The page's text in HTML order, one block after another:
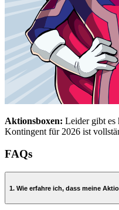
Aktionsboxen: Leider gibt es
Kontingent für 2026 ist
FAQs
1. Wie erfahre ich, dass meine